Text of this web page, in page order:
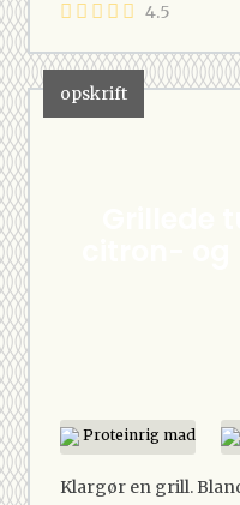
4.5
opskrift
Proteinrig mad
Klargør en grill.